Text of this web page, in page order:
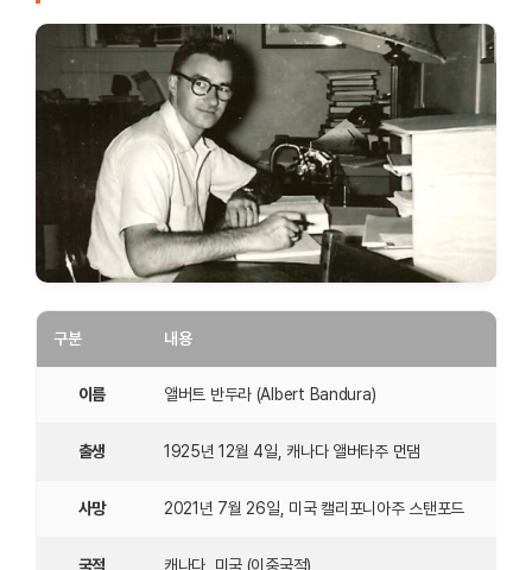
구분 내용
이름 앨버트 반두라 (Albert Bandura)
출생 1925년 12월 4일, 캐나다 앨버타주 먼댐
사망 2021년 7월 26일, 미국 캘리포니아주 스탠포드
국적 캐나다, 미국 (이중국적)